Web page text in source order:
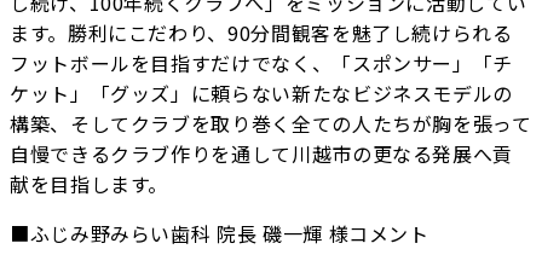
ます。勝利にこだわり、90分間観客を魅了し続けられる
フットボールを目指すだけでなく、「スポンサー」「チ
ケット」「グッズ」に頼らない新たなビジネスモデルの
構築、そしてクラブを取り巻く全ての人たちが胸を張って
自慢できるクラブ作りを通して川越市の更なる発展へ貢
献を目指します。
■ふじみ野みらい歯科 院長 磯一輝 様コメント